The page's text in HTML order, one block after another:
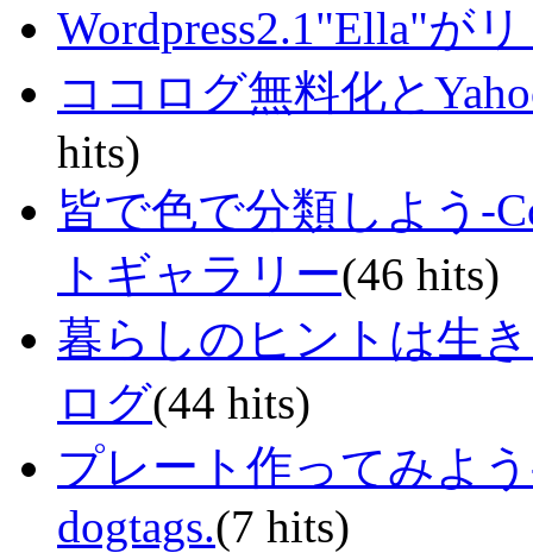
Wordpress2.1"Ella"が
ココログ無料化と
hits)
皆で色で分類しよう-
トギャラリー(46 hits)
暮らしのヒントは生
ログ(44 hits)
プレート作ってみよ
dogtags.(7 hits)